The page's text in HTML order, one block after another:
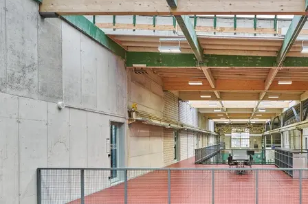
Pensionskassen-
Rating 2022: Abendrot
holt eine
Auszeichnung
Abendrot wird im grossen
PK-Rating ausgezeichnet
3. Platz im
Die Stiftung Abendrot
gewinnt den 3. Platz in der
Kategorie «Die beste
Anlagerendite über drei
Jahre (2018 – …